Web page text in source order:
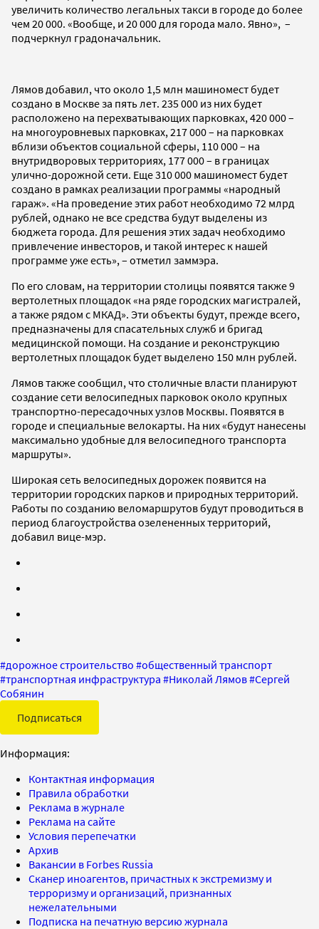
увеличить количество легальных такси в городе до более
чем 20 000. «Вообще, и 20 000 для города мало. Явно», –
подчеркнул градоначальник.
Лямов добавил, что около 1,5 млн машиномест будет
создано в Москве за пять лет. 235 000 из них будет
расположено на перехватывающих парковках, 420 000 –
на многоуровневых парковках, 217 000 – на парковках
вблизи объектов социальной сферы, 110 000 – на
внутридворовых территориях, 177 000 – в границах
улично-дорожной сети. Еще 310 000 машиномест будет
создано в рамках реализации программы «народный
гараж». «На проведение этих работ необходимо 72 млрд
рублей, однако не все средства будут выделены из
бюджета города. Для решения этих задач необходимо
привлечение инвесторов, и такой интерес к нашей
программе уже есть», – отметил заммэра.
По его словам, на территории столицы появятся также 9
вертолетных площадок «на ряде городских магистралей,
а также рядом с МКАД». Эти объекты будут, прежде всего,
предназначены для спасательных служб и бригад
медицинской помощи. На создание и реконструкцию
вертолетных площадок будет выделено 150 млн рублей.
Лямов также сообщил, что столичные власти планируют
создание сети велосипедных парковок около крупных
транспортно-пересадочных узлов Москвы. Появятся в
городе и специальные велокарты. На них «будут нанесены
максимально удобные для велосипедного транспорта
маршруты».
Широкая сеть велосипедных дорожек появится на
территории городских парков и природных территорий.
Работы по созданию веломаршрутов будут проводиться в
период благоустройства озелененных территорий,
добавил вице-мэр.
#дорожное строительство #общественный транспорт
#транспортная инфраструктура #Николай Лямов#Сергей
Собянин
Подписаться
Информация:
Контактная информация
Правила обработки
Реклама в журнале
Реклама на сайте
Условия перепечатки
Архив
Вакансии в Forbes Russia
Сканер иноагентов, причастных к экстремизму и
терроризму и организаций, признанных
нежелательными
Подписка на печатную версию журнала